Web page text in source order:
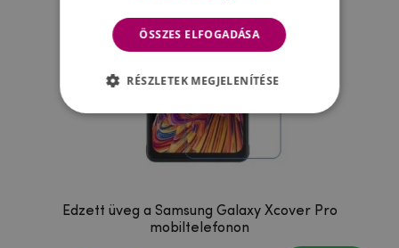
Edzett üveg a Samsung Galaxy Xcover Pro
mobiltelefonon
ÖSSZES ELFOGADÁSA
RÉSZLETEK MEGJELENÍTÉSE